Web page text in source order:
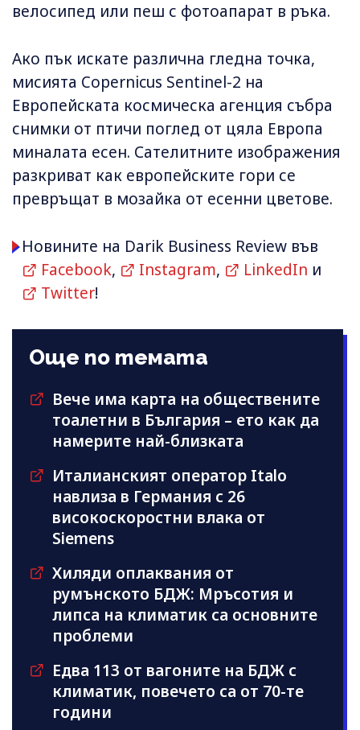
велосипед или пеш с фотоапарат в ръка.
Ако пък искате различна гледна точка,
мисията Copernicus Sentinel-2 на
Европейската космическа агенция събра
снимки от птичи поглед от цяла Европа
миналата есен. Сателитните изображения
разкриват как европейските гори се
превръщат в мозайка от есенни цветове.
Новините на Darik Business Review във
Facebook, Instagram, LinkedIn и
Twitter!
Още по темата
Вече има карта на обществените
тоалетни в България – ето как да
намерите най-близката
Италианският оператор Italo
навлиза в Германия с 26
високоскоростни влака от
Siemens
Хиляди оплаквания от
румънското БДЖ: Мръсотия и
липса на климатик са основните
проблеми
Едва 113 от вагоните на БДЖ с
климатик, повечето са от 70-те
години